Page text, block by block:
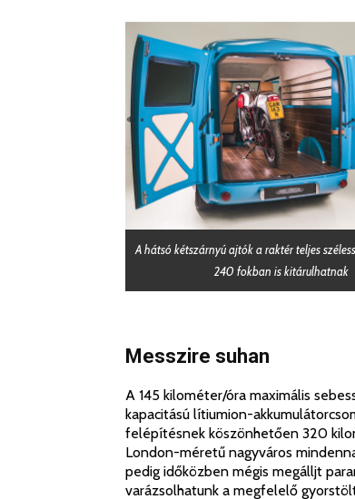
A hátsó kétszárnyú ajtók a raktér teljes
240 fokban is kitárulhatnak
Messzire suhan
A 145 kilométer/óra maximális
kapacitású lítiumion-
felépítésnek köszönhetően 320
London-méretű nagyváros
pedig időközben mégis megálljt
varázsolhatunk a megfelelő